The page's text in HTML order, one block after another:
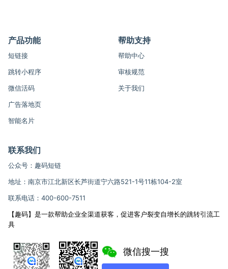
产品功能
短链接
跳转小程序
微信活码
广告落地页
智能名片
帮助支持
帮助中心
审核规范
关于我们
联系我们
公众号：趣码短链
地址：南京市江北新区长芦街道宁六路521-1号11栋104-2室
联系电话：400-600-7511
【趣码】是一款帮助企业全渠道获客，促进客户裂变自增长的跳转引流工
具
微信搜一搜